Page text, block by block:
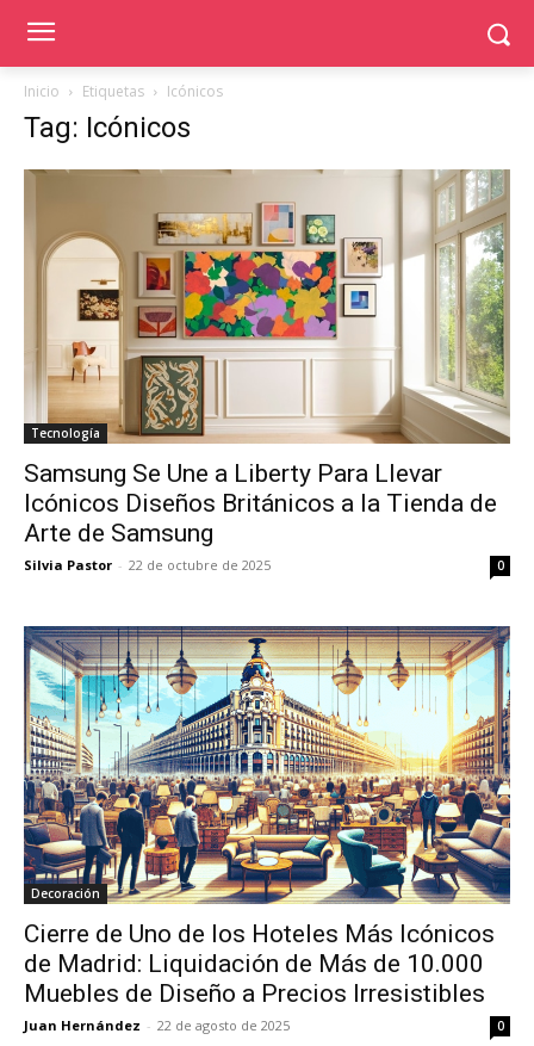
Inicio Etiquetas Icónicos
Tag: Icónicos
Tecnología
Samsung Se Une a Liberty Para Llevar
Icónicos Diseños Británicos a la Tienda de
Arte de Samsung
Silvia Pastor - 22 de octubre de 2025 0
Decoración
Cierre de Uno de los Hoteles Más Icónicos
de Madrid: Liquidación de Más de 10.000
Muebles de Diseño a Precios Irresistibles
Juan Hernández - 22 de agosto de 2025 0